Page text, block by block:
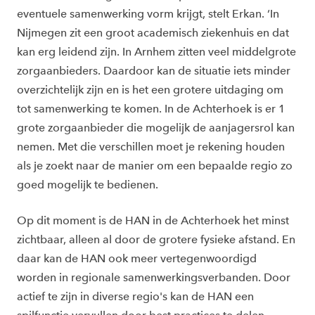
eventuele samenwerking vorm krijgt, stelt Erkan. ‘In
Nijmegen zit een groot academisch ziekenhuis en dat
kan erg leidend zijn. In Arnhem zitten veel middelgrote
zorgaanbieders. Daardoor kan de situatie iets minder
overzichtelijk zijn en is het een grotere uitdaging om
tot samenwerking te komen. In de Achterhoek is er 1
grote zorgaanbieder die mogelijk de aanjagersrol kan
nemen. Met die verschillen moet je rekening houden
als je zoekt naar de manier om een bepaalde regio zo
goed mogelijk te bedienen.
Op dit moment is de HAN in de Achterhoek het minst
zichtbaar, alleen al door de grotere fysieke afstand. En
daar kan de HAN ook meer vertegenwoordigd
worden in regionale samenwerkingsverbanden. Door
actief te zijn in diverse regio's kan de HAN een